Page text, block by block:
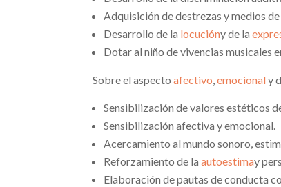
Adquisición de destrezas y medios
Desarrollo de la locucióny de la
Dotar al niño de vivencias musicales
Sobre el aspectoafectivo,emocionaly
Sensibilización de valores estéticos
Sensibilización afectiva y emocional.
Acercamiento al mundo sonoro,
Reforzamiento de laautoestimay
Elaboración de pautas de conducta